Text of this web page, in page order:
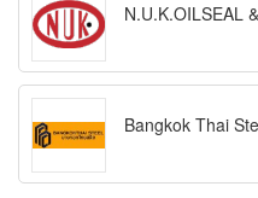
N.U.K.OILSEAL
Bangkok Thai